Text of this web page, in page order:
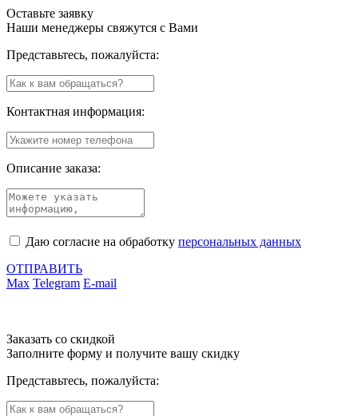
Оставьте заявку
Наши менеджеры свяжутся с Вами
Представьтесь, пожалуйста:
Контактная информация:
Описание заказа:
Даю согласие на обработку персональных данных
ОТПРАВИТЬ
Max Telegram E-mail
Заказать со скидкой
Заполните форму и получите вашу скидку
Представьтесь, пожалуйста: